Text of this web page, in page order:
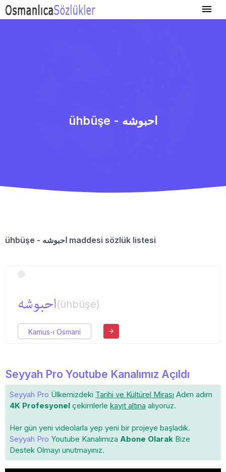
ühbüşe - احبوشه
ühbüşe - احبوشه maddesi sözlük listesi
احبوشه(ühbüşe)
Kamus-ı Osmani
Seyyah Pro Youtube Kanalımız Açıldı
Seyyah Pro Ülkemizdeki Tarihi ve Kültürel Mirası Adım adım
4K Profesyonel çekimlerle kayıt altına alıyoruz.
Her gün yeni videolarla yep yeni bir projeye başladık.
Seyyah Pro Youtube Kanalımıza Abone Olarak Bize
Destek Olmayı unutmayınız.